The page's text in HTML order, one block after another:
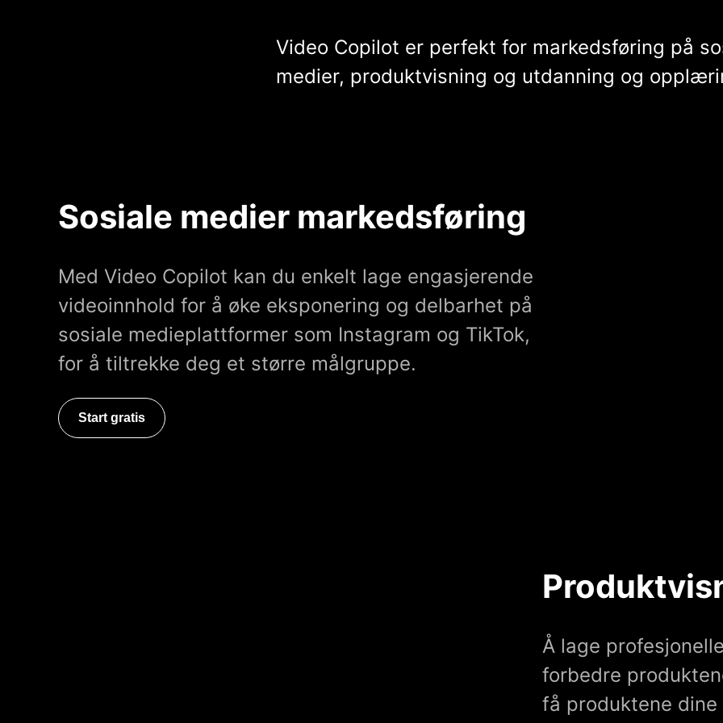
Video Copilot er perfekt for markedsføring på
medier, produktvisning og utdanning og
Sosiale medier markedsføring
Med Video Copilot kan du enkelt lage engasjerende
videoinnhold for å øke eksponering og delbarhet på
sosiale medieplattformer som Instagram og TikTok,
for å tiltrekke deg et større målgruppe.
Start gratis
Å lage
forbedre
få produktene